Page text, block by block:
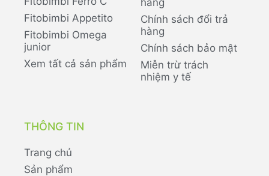
Fitobimbi Appetito
Fitobimbi Omega
junior
Xem tất cả sản phẩm
Chính sách đổi trả
hàng
Chính sách bảo mật
Miễn trừ trách
nhiệm y tế
THÔNG TIN
Trang chủ
Sản phẩm